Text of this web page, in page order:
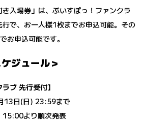
入場券」は、ぶいすぽっ！ファンクラ
で、お一人様1枚までお申込可能。その
お申込可能です。
ジュール＞
ブ 先行受付】
13日(日) 23:59まで
15:00より順次発表